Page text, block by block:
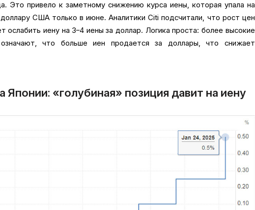
Это привело к заметному снижению курса иены, которая упала на
США только в июне. Аналитики Citi подсчитали, что рост цен
ослабить иену на 3–4 иены за доллар. Логика проста: более высокие
что больше иен продается за доллары, что снижает
Японии: «голубиная» позиция давит на иену